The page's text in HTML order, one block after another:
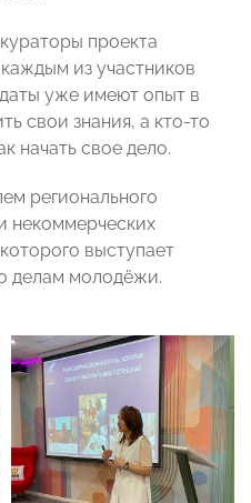
проекта
из участников
уже имеют опыт в
свои знания, а кто-то
начать свое дело.
регионального
некоммерческих
выступает
делам молодёжи.